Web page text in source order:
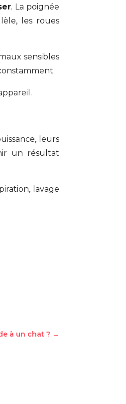
. La poignée
les roues
sensibles
leurs
un résultat
lavage
à un chat ? →